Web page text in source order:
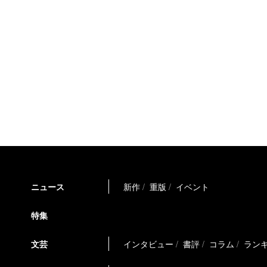
ニュース 新作 重版 イベント
特集
文芸 インタビュー 書評 コラム ラン